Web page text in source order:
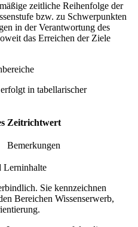
zeitliche Reihenfolge der
bzw. zu Schwerpunkten
in der Verantwortung des
das Erreichen der Ziele
in tabellarischer
Zeitrichtwert
Bemerkungen
Lerninhalte
Sie kennzeichnen
Bereichen Wissenserwerb,